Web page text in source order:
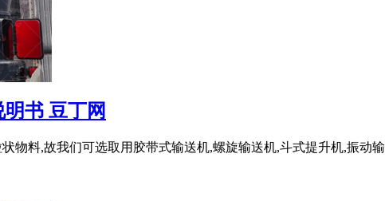
书 豆丁网
物料,故我们可选取用胶带式输送机,螺旋输送机,斗式提升机,振动